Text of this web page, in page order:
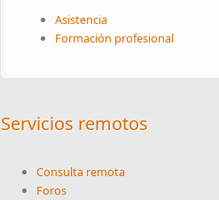
Asistencia
Formación profesional
Servicios remotos
Consulta remota
Foros